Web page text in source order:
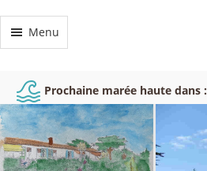
Menu
Prochaine marée haute dans :